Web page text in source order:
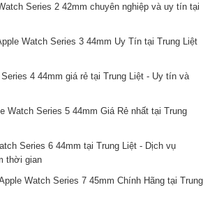
Series 2 42mm chuyên nghiệp và uy tín tại
Watch Series 3 44mm Uy Tín tại Trung Liệt
4 44mm giá rẻ tại Trung Liệt - Uy tín và
Watch Series 5 44mm Giá Rẻ nhất tại Trung
Series 6 44mm tại Trung Liệt - Dịch vụ
thời gian
Watch Series 7 45mm Chính Hãng tại Trung